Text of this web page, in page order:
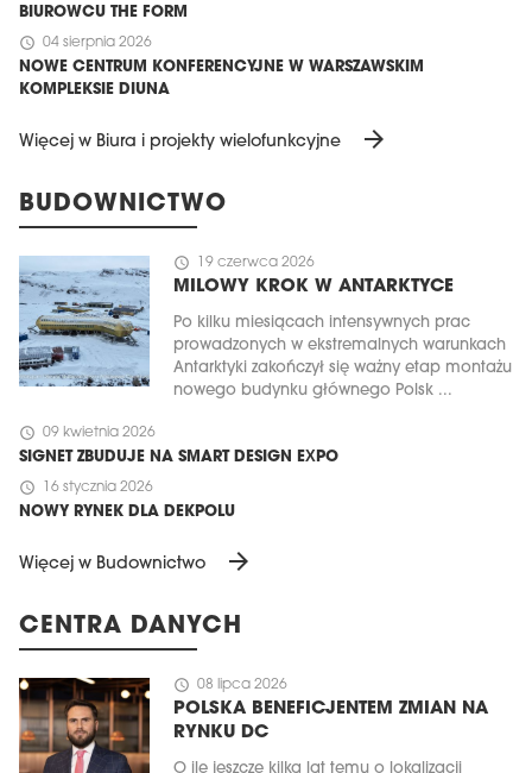
BIUROWCU THE FORM
schedule 04 sierpnia 2026
NOWE CENTRUM KONFERENCYJNE W WARSZAWSKIM
KOMPLEKSIE DIUNA
Więcej w Biura i projekty wielofunkcyjne arrow_forward
BUDOWNICTWO
schedule 19 czerwca 2026
MILOWY KROK W ANTARKTYCE
Po kilku miesiącach intensywnych prac
prowadzonych w ekstremalnych warunkach
Antarktyki zakończył się ważny etap montażu
nowego budynku głównego Polsk ...
schedule 09 kwietnia 2026
SIGNET ZBUDUJE NA SMART DESIGN EXPO
schedule 16 stycznia 2026
NOWY RYNEK DLA DEKPOLU
Więcej w Budownictwo arrow_forward
CENTRA DANYCH
schedule 08 lipca 2026
POLSKA BENEFICJENTEM ZMIAN NA
RYNKU DC
O ile jeszcze kilka lat temu o lokalizacji